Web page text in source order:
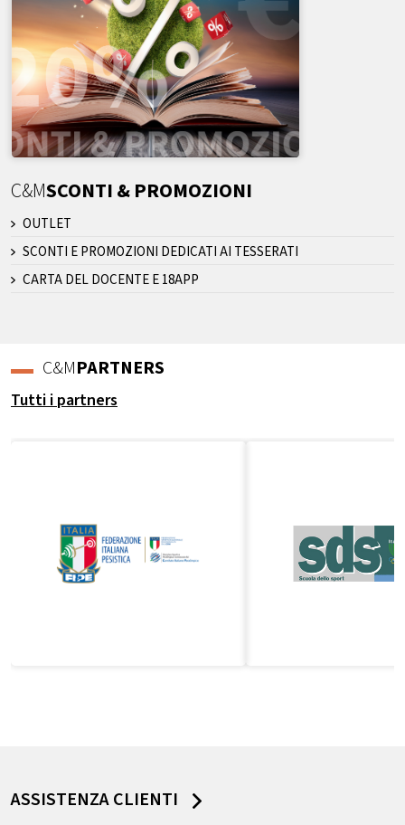
C&MSCONTI & PROMOZIONI
OUTLET
SCONTI E PROMOZIONI DEDICATI AI TESSERATI
CARTA DEL DOCENTE E 18APP
C&MPARTNERS
Tutti i partners
ASSISTENZA CLIENTI